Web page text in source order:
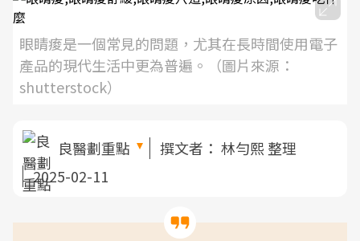
眼睛痠是一個常見的問題，尤其在長時間使用電子
產品的現代生活中更為普遍。（圖片來源：
shutterstock）
良醫劃重點 撰文者： 林勻熙 整理
2025-02-11